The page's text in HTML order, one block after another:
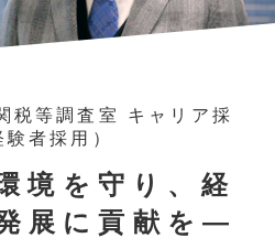
税等調査室 キャリア採
験者採用）
境を守り、経
展に貢献を―